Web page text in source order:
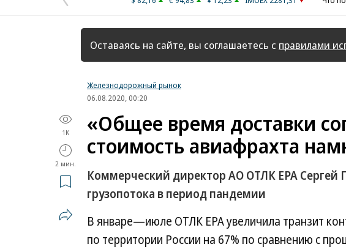
Предыдущая
страница
Оставаясь на сайте, вы соглашаетесь с правилами
Железнодорожный рынок
06.08.2020, 00:20
1K
2 мин.
«Общее время доставки
стоимость авиафрахта
Коммерческий директор АО ОТЛК ЕРА Сергей
грузопотока в период пандемии
В январе—июле ОТЛК ЕРА увеличила транзит
по территории России на 67% по сравнению с